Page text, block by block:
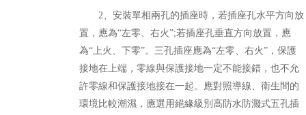
2、安裝單相兩孔的插座時，若插座孔水平方向放
置，應為“左零、右火”;若插座孔垂直方向放置，應
為“上火、下零”。三孔插座應為“左零、右火”，保護
接地在上端，零線與保護接地一定不能接錯，也不允
許零線和保護接地接在一起。應對照導線、衛生間的
環境比較潮濕，應選用絕緣級別高防水防濺式五孔插